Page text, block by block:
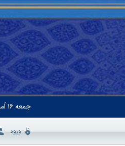
جمعه۱۶ اَمرداد ۱۴۰۵
ورود